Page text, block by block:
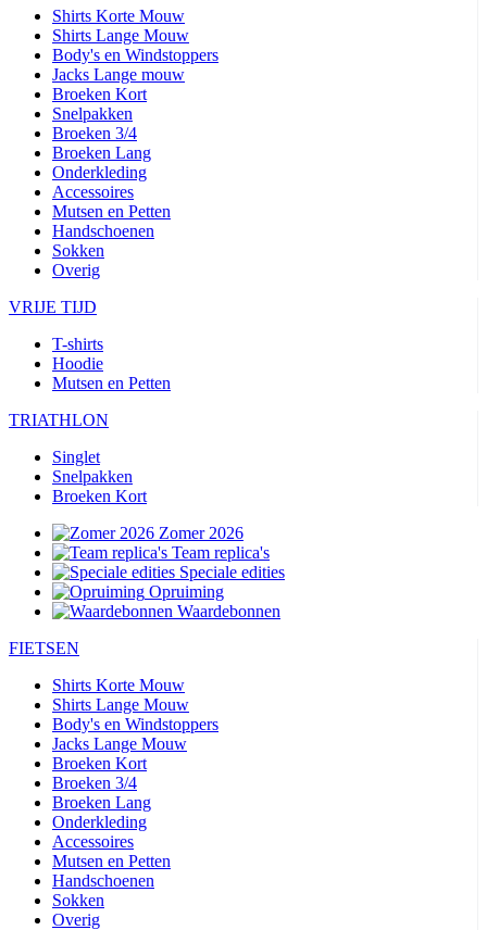
Shirts Korte Mouw
Shirts Lange Mouw
Body's en Windstoppers
Jacks Lange mouw
Broeken Kort
Snelpakken
Broeken 3/4
Broeken Lang
Onderkleding
Accessoires
Mutsen en Petten
Handschoenen
Sokken
Overig
VRIJE TIJD
T-shirts
Hoodie
Mutsen en Petten
TRIATHLON
Singlet
Snelpakken
Broeken Kort
Zomer 2026
Team replica's
Speciale edities
Opruiming
Waardebonnen
FIETSEN
Shirts Korte Mouw
Shirts Lange Mouw
Body's en Windstoppers
Jacks Lange Mouw
Broeken Kort
Broeken 3/4
Broeken Lang
Onderkleding
Accessoires
Mutsen en Petten
Handschoenen
Sokken
Overig